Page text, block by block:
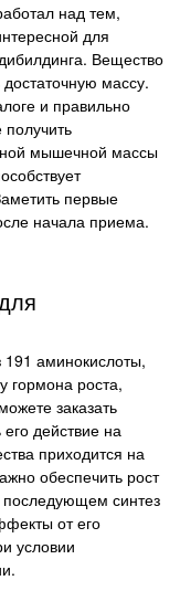
над тем,
для
Вещество
массу.
и правильно
получить
мышечной массы
первые
начала приема.
аминокислоты,
гормона роста,
заказать
действие на
приходится на
обеспечить рост
последующем синтез
от его
условии